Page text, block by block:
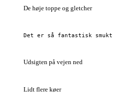
De høje toppe og gletcher
Det er så fantastisk smukt
Udsigten på vejen ned
Lidt flere køer